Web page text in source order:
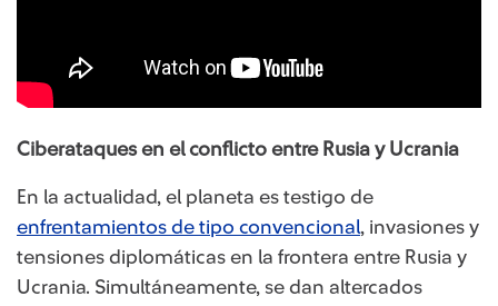
Ciberataques en el conflicto entre Rusia y Ucrania
En la actualidad, el planeta es testigo de
enfrentamientos de tipo convencional, invasiones y
tensiones diplomáticas en la frontera entre Rusia y
Ucrania. Simultáneamente, se dan altercados